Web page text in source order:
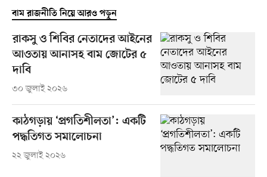
বাম রাজনীতি নিয়ে আরও পড়ুন
রাকসু ও শিবির নেতাদের আইনের
আওতায় আনাসহ বাম জোটের ৫
দাবি
৩০ জুলাই ২০২৬
কাঠগড়ায় ‘প্রগতিশীলতা’: একটি
পদ্ধতিগত সমালোচনা
২২ জুলাই ২০২৬